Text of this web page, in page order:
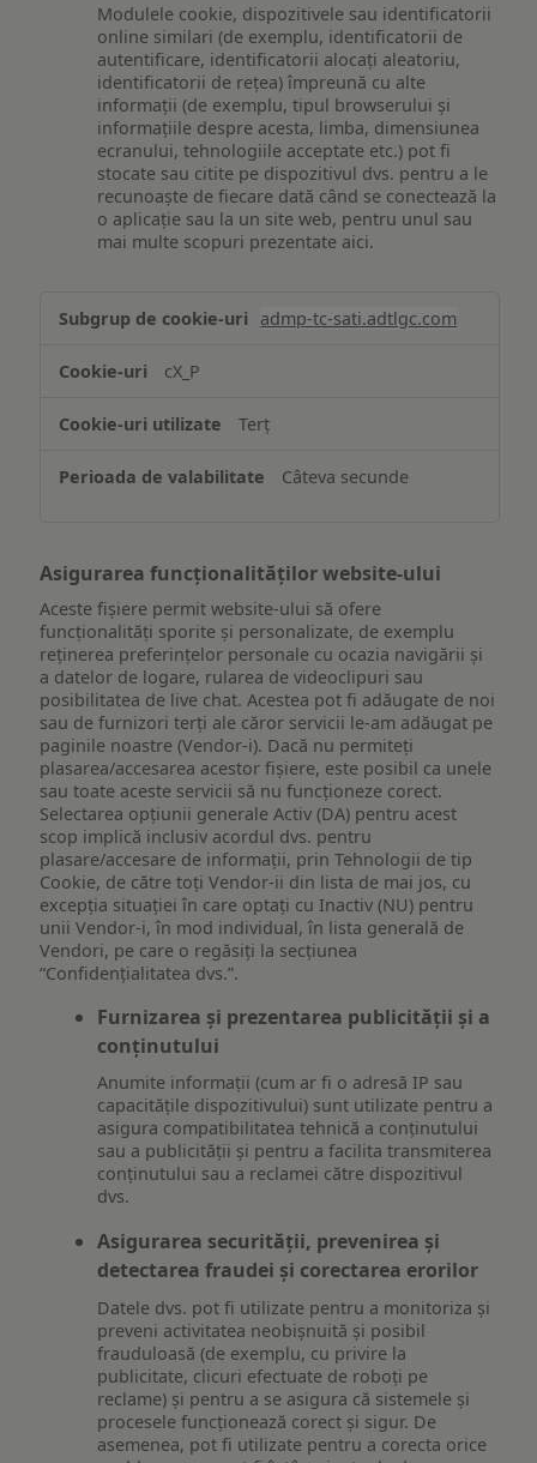
Modulele cookie, dispozitivele sau identificatorii
online similari (de exemplu, identificatorii de
autentificare, identificatorii alocați aleatoriu,
identificatorii de rețea) împreună cu alte
informații (de exemplu, tipul browserului și
informațiile despre acesta, limba, dimensiunea
ecranului, tehnologiile acceptate etc.) pot fi
stocate sau citite pe dispozitivul dvs. pentru a le
recunoaște de fiecare dată când se conectează la
o aplicație sau la un site web, pentru unul sau
mai multe scopuri prezentate aici.
și/sau
informațiilor
pe
dispozitiv
admp-tc-sati.adtlgc.com
cX_P
Terț
Câteva secunde
Asigurarea funcționalităților website-ului
Aceste fișiere permit website-ului să ofere
funcționalități sporite și personalizate, de exemplu
reţinerea preferinţelor personale cu ocazia navigării și
a datelor de logare, rularea de videoclipuri sau
posibilitatea de live chat. Acestea pot fi adăugate de noi
sau de furnizori terți ale căror servicii le-am adăugat pe
paginile noastre (Vendor-i). Dacă nu permiteți
plasarea/accesarea acestor fișiere, este posibil ca unele
sau toate aceste servicii să nu funcționeze corect.
Selectarea opțiunii generale Activ (DA) pentru acest
scop implică inclusiv acordul dvs. pentru
plasare/accesare de informații, prin Tehnologii de tip
Cookie, de către toți Vendor-ii din lista de mai jos, cu
excepția situației în care optați cu Inactiv (NU) pentru
unii Vendor-i, în mod individual, în lista generală de
Vendori, pe care o regăsiți la secțiunea
“Confidențialitatea dvs.”.
Furnizarea și prezentarea publicității și a
conținutului
Anumite informații (cum ar fi o adresă IP sau
capacitățile dispozitivului) sunt utilizate pentru a
asigura compatibilitatea tehnică a conținutului
sau a publicității și pentru a facilita transmiterea
conținutului sau a reclamei către dispozitivul
dvs.
Asigurarea securității, prevenirea și
detectarea fraudei și corectarea erorilor
Datele dvs. pot fi utilizate pentru a monitoriza și
preveni activitatea neobișnuită și posibil
frauduloasă (de exemplu, cu privire la
publicitate, clicuri efectuate de roboți pe
reclame) și pentru a se asigura că sistemele și
procesele funcționează corect și sigur. De
asemenea, pot fi utilizate pentru a corecta orice